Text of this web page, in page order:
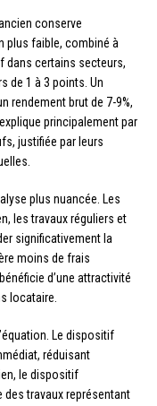
conserve
plus faible, combiné à
dans certains secteurs,
de 1 à 3 points. Un
rendement brut de 7-9%,
principalement par
justifiée par leurs
plus nuancée. Les
les travaux réguliers et
significativement la
moins de frais
d’une attractivité
locataire.
Le dispositif
réduisant
le dispositif
travaux représentant